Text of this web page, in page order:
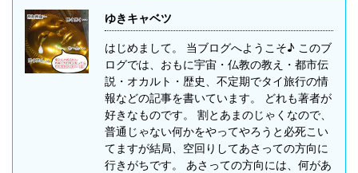
ゆきキャベツ
はじめまして。 当ブログへようこそ♪ このブ
ログでは、おもに宇宙・仏教の教え・都市伝
説・オカルト・歴史、不定期でタイ旅行の情
報などの記事を書いています。 どれも著者が
好きなものです。 割とあまのじゃくなので、
普通じゃない何かをやってやろうと必死こい
てますが結局、空回りしてあさっての方向に
行きがちです。 あさっての方向には、何があ